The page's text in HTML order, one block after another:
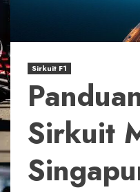
Sirkuit F1
Sirkuit